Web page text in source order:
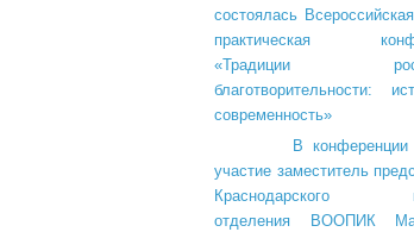
состоялась
практическая
«Традиции
благотворительности:
современность»
В конференции
участие заместитель
Краснодарского
отделения ВООПИК